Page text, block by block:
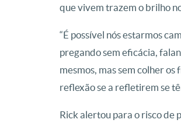
que vivem trazem o brilho
“É possível nós estarmos
pregando sem eficácia,
mesmos, mas sem colher os
reflexão se a refletirem se
Rick alertou para o risco de